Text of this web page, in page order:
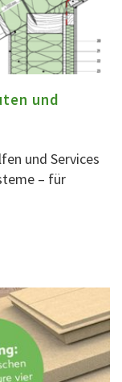
und
und Services
– für